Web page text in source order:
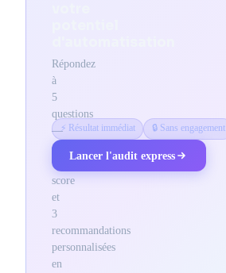
Répondez
à
5
questions
—
obtenez
votre
score
et
3
recommandations
personnalisées
en
⚡ Résultat immédiat 🔒 Sans engagement
Lancer l'audit express